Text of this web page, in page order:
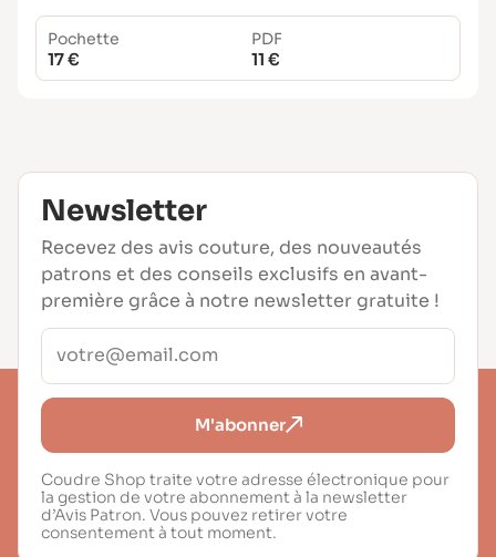
Pochette
17 €
PDF
11 €
Newsletter
Recevez des avis couture, des nouveautés
patrons et des conseils exclusifs en avant-
première grâce à notre newsletter gratuite !
M'abonner
Coudre Shop traite votre adresse électronique pour
la gestion de votre abonnement à la newsletter
d’Avis Patron. Vous pouvez retirer votre
consentement à tout moment.